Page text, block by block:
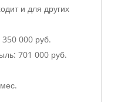
и для других
000 руб.
701 000 руб.